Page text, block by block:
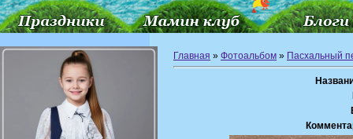
Главная » Фотоальбом » Пасхальный